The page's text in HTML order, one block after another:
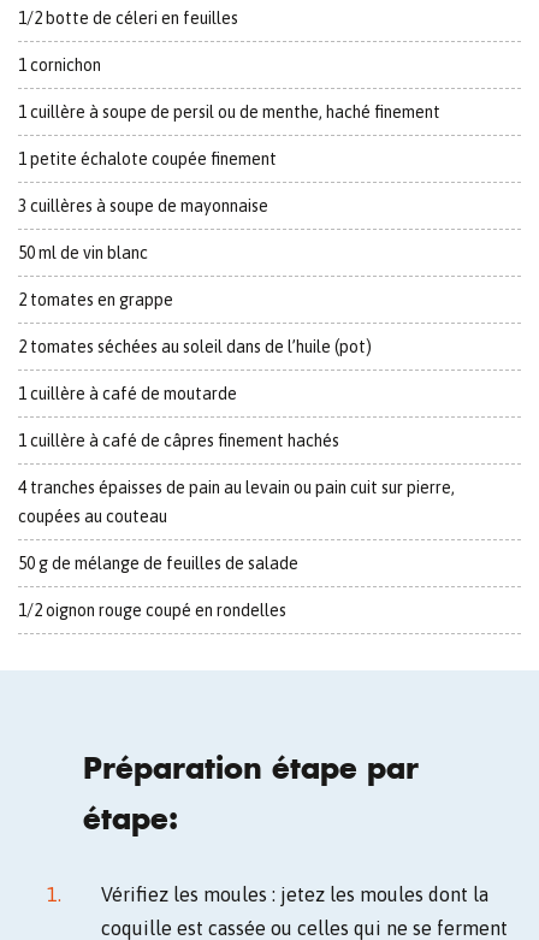
1/2 botte de céleri en feuilles
1 cornichon
1 cuillère à soupe de persil ou de menthe, haché finement
1 petite échalote coupée finement
3 cuillères à soupe de mayonnaise
50 ml de vin blanc
2 tomates en grappe
2 tomates séchées au soleil dans de l’huile (pot)
1 cuillère à café de moutarde
1 cuillère à café de câpres finement hachés
4 tranches épaisses de pain au levain ou pain cuit sur pierre,
coupées au couteau
50 g de mélange de feuilles de salade
1/2 oignon rouge coupé en rondelles
Préparation étape par
étape:
Vérifiez les moules : jetez les moules dont la
coquille est cassée ou celles qui ne se ferment